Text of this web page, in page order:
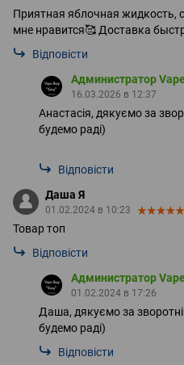
Приятная яблочная жидкость,
мне нравится🥰 Доставка
Відповісти
Администратор
16.03.2026 в 12:37
Анастасія, дякуємо за
будемо раді)
Відповісти
Даша Я
01.02.2024 в 10:23
Товар топ
Відповісти
Администратор
01.02.2024 в 17:26
Даша, дякуємо за
будемо раді)
Відповісти